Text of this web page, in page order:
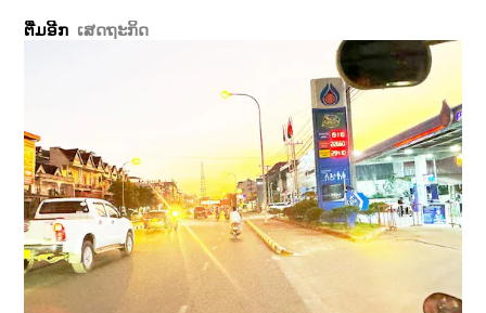
ຕື່ມອີກ ເສດຖະກິດ